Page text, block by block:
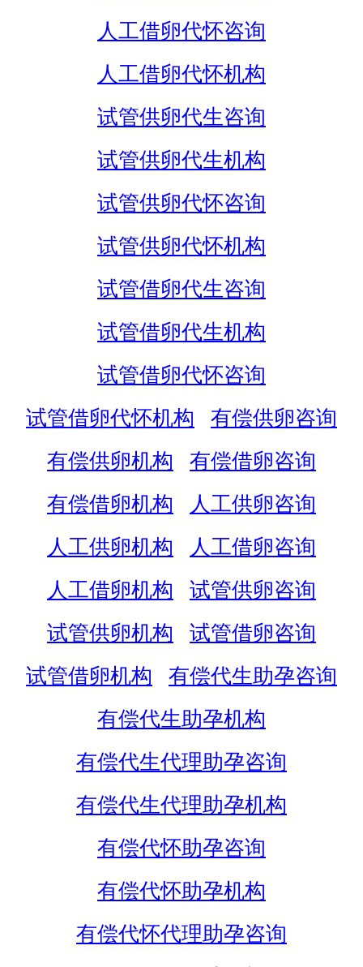
人工借卵代怀咨询
人工借卵代怀机构
试管供卵代生咨询
试管供卵代生机构
试管供卵代怀咨询
试管供卵代怀机构
试管借卵代生咨询
试管借卵代生机构
试管借卵代怀咨询
试管借卵代怀机构
有偿供卵咨询
有偿供卵机构
有偿借卵咨询
有偿借卵机构
人工供卵咨询
人工供卵机构
人工借卵咨询
人工借卵机构
试管供卵咨询
试管供卵机构
试管借卵咨询
试管借卵机构
有偿代生助孕咨询
有偿代生助孕机构
有偿代生代理助孕咨询
有偿代生代理助孕机构
有偿代怀助孕咨询
有偿代怀助孕机构
有偿代怀代理助孕咨询